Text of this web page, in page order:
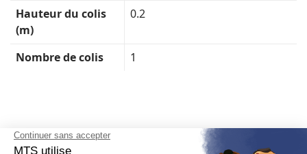
Hauteur du colis
(m)
0.2
Nombre de colis 1